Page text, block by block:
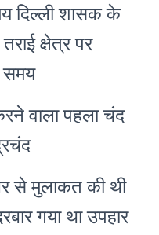
दिल्ली शासक के
क्षेत्र पर
समय
वाला पहला चंद
से मुलाकत की थी
गया था उपहार